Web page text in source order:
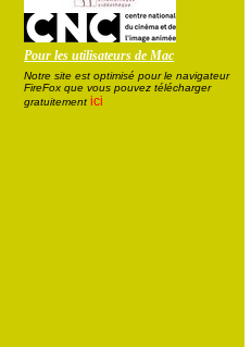
Pour les utilisateurs de Mac
Notre site est optimisé pour le navigateur
FireFox que vous pouvez télécharger
gratuitement ici